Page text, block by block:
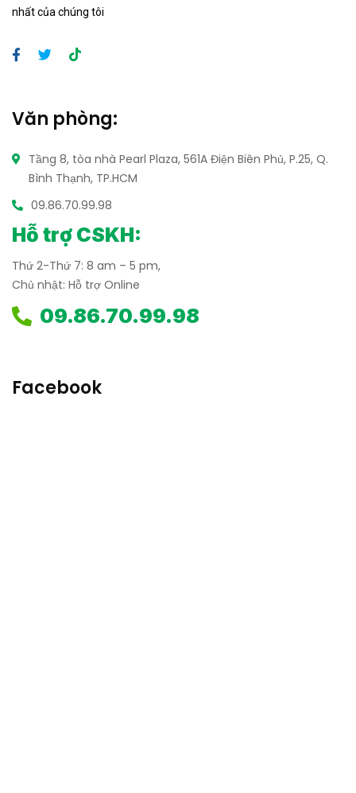
nhất của chúng tôi
Văn phòng:
Tầng 8, tòa nhà Pearl Plaza, 561A Điện Biên Phủ, P.25, Q.
Bình Thạnh, TP.HCM
09.86.70.99.98
Hỗ trợ CSKH:
Thứ 2-Thứ 7: 8 am – 5 pm,
Chủ nhật: Hỗ trợ Online
09.86.70.99.98
Facebook